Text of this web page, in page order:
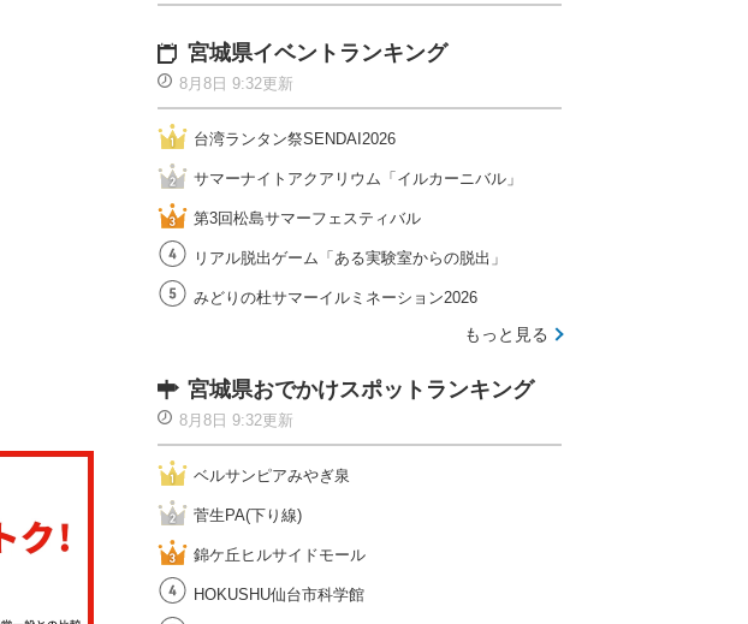
宮城県イベントランキング
8月8日 9:32更新
台湾ランタン祭SENDAI2026
サマーナイトアクアリウム「イルカーニバル」
第3回松島サマーフェスティバル
リアル脱出ゲーム「ある実験室からの脱出」
みどりの杜サマーイルミネーション2026
もっと見る
宮城県おでかけスポットランキング
8月8日 9:32更新
ベルサンピアみやぎ泉
菅生PA(下り線)
錦ケ丘ヒルサイドモール
HOKUSHU仙台市科学館